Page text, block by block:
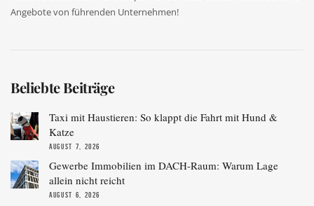
Angebote von führenden Unternehmen!
Beliebte Beiträge
Taxi mit Haustieren: So klappt die Fahrt mit Hund &
Katze
AUGUST 7, 2026
Gewerbe Immobilien im DACH-Raum: Warum Lage
allein nicht reicht
AUGUST 6, 2026